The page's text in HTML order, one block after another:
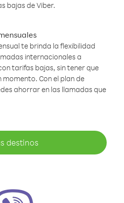
bajas de Viber.
te brinda la flexibilidad
internacionales a
tarifas bajas, sin tener que
momento. Con el plan de
ahorrar en las llamadas que
destinos